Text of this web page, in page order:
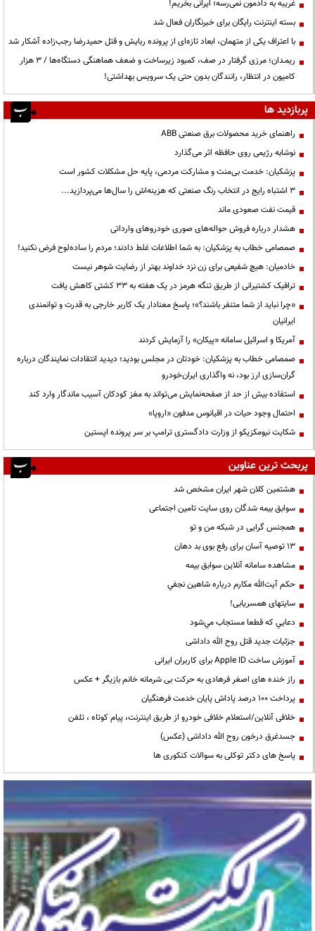
غریبه به دادمون نمی‌رسه؛ ایرانی بخریم!
بسته اینترنت رایگان برای خبرنگاران فعال شد
با اعتراف یکی از متهمان، ابعاد تازه‌ای از پرونده ربایش و قتل حمیدرضا رجب‌زاده آشکار شد
ریمـدان؛ مرزی گرفتار در صف، کمبود زیرساخت و ضعف هماهنگی دستگاه‌ها / ۳ هزار
کامیون در انتظار، رانندگان بدون حتی یک سرویس بهداشتی!
پربازدید ها
راهنمای خرید محصولات برق صنعتی ABB
نوشابه رژیمی روی حافظه اثر می‌گذارد
پزشکیان: خدمت بی‌منت و مشارکت مردمی، پایه حل مشکلات کشور است
3 اشتباه رایج در انتخاب رنگ صنعتی که هزینه‌اش را سال‌ها می‌پردازید...
قیمت نفت صعودی ماند
هشدار درباره فروش حواله‌های صوری خودروهای وارداتی
صمصامی خطاب به پزشکیان: به شما اطلاعات غلط دادند؛ مردم را ساده‌لوح فرض نکنید!
خادمیان: هیچ شفیعی برای زن نزد خداوند بهتر از رضایت شوهر نیست
ترافیک کشتیرانی از طریق تنگه هرمز در یک هفته به ۳۳ کشتی کاهش یافت
«چرا نباید از شما متنفر باشند؟»؛ پاسخ معنادار یک کاربر خارجی به قدرت و توانمندی
ایرانیان
آمریکا و اسرائیل سامانه «پیکان» را آزمایش کردند
صمصامی خطاب به پزشکیان: خودتان در مجلس بودید؛ دیدید انتقادات نمایندگان درباره
گران‌سازی ارز بود، نه واگذاری ایران‌خودرو
استفاده بیش از حد از صفحه‌نمایش می‌تواند به مغز کودکان آسیب ماندگار وارد کند
احتمال وجود حیات در اقیانوس مدفون «اروپا»
شکایت نیومکزیکو از وزارت دادگستری ترامپ بر سر پرونده اپستین
پربحث ترین عناوین
هشتمین کلان شهر ایران مشخص شد
سوابق بیمه شدگان روی سایت تامین اجتماعی
همجنس گرایی در شبکه من و تو
13 توصیه آسان برای رفع بوی بد دهان
مشاهده سامانه آنلاين سوابق بیمه
حكم آيت‌الله مكارم درباره شاهين نجفي
سایتهای همسریابی!
دعايي كه قطعا مستجاب مي‌شود
جزئیات جدید قتل روح الله داداشی
آموزش ساخت Apple ID برای کاربران ایرانی
راز خنده های اصغر فرهادی به حرکت بی شرمانه خانم بازیگر + عکس
پرداخت ۱۰۰ درصد پاداش پایان خدمت فرهنگیان
خلافی آنلاین/استعلام خلافی خودرو از طریق اینترنت، پیام کوتاه ، تلفن
جسدغرق درخون روح الله داداشی (عکس)
پاسخ های دکتر توکلی به سوالات کنکوری ها